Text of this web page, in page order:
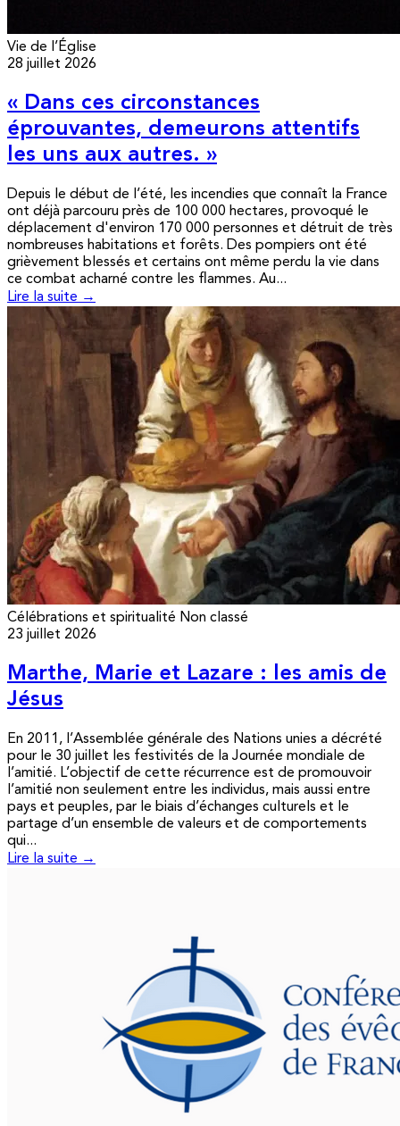
Vie de l’Église
28 juillet 2026
« Dans ces circonstances
éprouvantes, demeurons attentifs
les uns aux autres. »
Depuis le début de l’été, les incendies que connaît la France
ont déjà parcouru près de 100 000 hectares, provoqué le
déplacement d'environ 170 000 personnes et détruit de très
nombreuses habitations et forêts. Des pompiers ont été
grièvement blessés et certains ont même perdu la vie dans
ce combat acharné contre les flammes. Au...
Lire la suite →
Célébrations et spiritualité Non classé
23 juillet 2026
Marthe, Marie et Lazare : les amis de
Jésus
En 2011, l’Assemblée générale des Nations unies a décrété
pour le 30 juillet les festivités de la Journée mondiale de
l’amitié. L’objectif de cette récurrence est de promouvoir
l’amitié non seulement entre les individus, mais aussi entre
pays et peuples, par le biais d’échanges culturels et le
partage d’un ensemble de valeurs et de comportements
qui...
Lire la suite →